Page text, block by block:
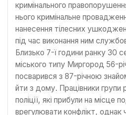
кримінального
нього кримінальне
нанесення тілесних ушкоджень
під час виконання ним
Близько 7-ї години ранку 30
міського типу Миргород 56-
посварився з 87-річною
йти з дому. Працівники групи
поліції, які прибули на місце
врегулювати конфлікт, однак